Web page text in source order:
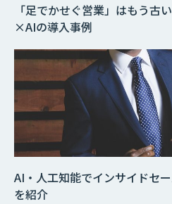
「足でかせぐ営業」はもう古
×AIの導入事例
AI・人工知能でインサイドセ
を紹介